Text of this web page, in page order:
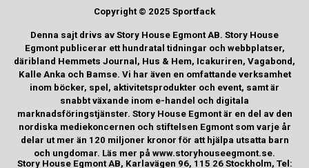
Copyright © 2025 Sportfack
Denna sajt drivs av Story House Egmont AB. Story House
Egmont publicerar ett hundratal tidningar och webbplatser,
däribland Hemmets Journal, Hus & Hem, Icakuriren, Vagabond,
Kalle Anka och Bamse. Vi har även en omfattande verksamhet
inom böcker, spel, aktivitetsprodukter och event, samt är
snabbt växande inom e-handel och digitala
marknadsföringstjänster. Story House Egmont är en del av den
nordiska mediekoncernen och stiftelsen Egmont som varje år
delar ut mer än 120 miljoner kronor för att hjälpa utsatta barn
och ungdomar. Läs mer på www.storyhouseegmont.se.
Story House Egmont AB, Karlavägen 96, 115 26 Stockholm, Tel: